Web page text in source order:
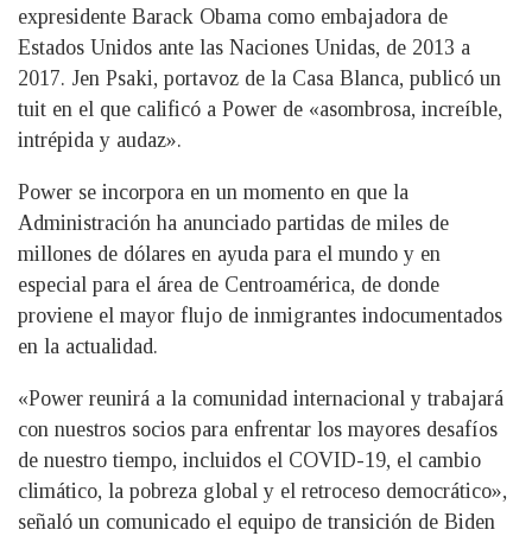
expresidente Barack Obama como embajadora de
Estados Unidos ante las Naciones Unidas, de 2013 a
2017. Jen Psaki, portavoz de la Casa Blanca, publicó un
tuit en el que calificó a Power de «asombrosa, increíble,
intrépida y audaz».
Power se incorpora en un momento en que la
Administración ha anunciado partidas de miles de
millones de dólares en ayuda para el mundo y en
especial para el área de Centroamérica, de donde
proviene el mayor flujo de inmigrantes indocumentados
en la actualidad.
«Power reunirá a la comunidad internacional y trabajará
con nuestros socios para enfrentar los mayores desafíos
de nuestro tiempo, incluidos el COVID-19, el cambio
climático, la pobreza global y el retroceso democrático»,
señaló un comunicado el equipo de transición de Biden